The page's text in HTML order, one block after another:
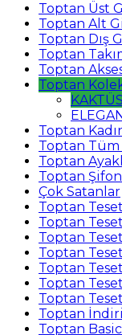
Toptan Üst
Toptan Alt
Toptan Dış
Toptan
Toptan
Toptan
Toptan
Toptan
Toptan
Toptan
Çok Satanlar
Toptan
Toptan
Toptan
Toptan
Toptan
Toptan
Toptan
Toptan
Toptan Basic